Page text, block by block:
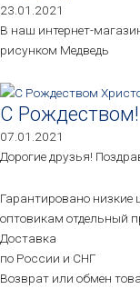
23.01.2021
В наш интернет-
рисунком Медведь
С Рождеством!
07.01.2021
Дорогие друзья!
Гарантировано низкие
оптовикам отдельный
Доставка
по России и СНГ
Возврат или обмен